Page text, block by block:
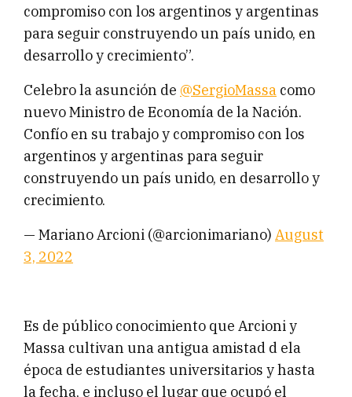
compromiso con los argentinos y argentinas
para seguir construyendo un país unido, en
desarrollo y crecimiento”.
Celebro la asunción de @SergioMassa como
nuevo Ministro de Economía de la Nación.
Confío en su trabajo y compromiso con los
argentinos y argentinas para seguir
construyendo un país unido, en desarrollo y
crecimiento.
— Mariano Arcioni (@arcionimariano) August
3, 2022
Es de público conocimiento que Arcioni y
Massa cultivan una antigua amistad d ela
época de estudiantes universitarios y hasta
la fecha, e incluso el lugar que ocupó el